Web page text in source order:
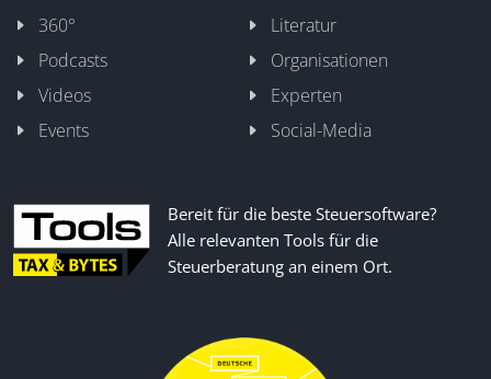
360°
Literatur
Podcasts
Organisationen
Videos
Experten
Events
Social-Media
Bereit für die beste Steuersoftware?
Alle relevanten Tools für die
Steuerberatung an einem Ort.